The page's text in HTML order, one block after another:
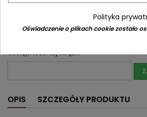
Powiadom mnie o dostępności
dostępności tej książki
OPIS SZCZEGÓŁY PRODUKTU
Polityka
Oświadczenie o plikach cookie zostało